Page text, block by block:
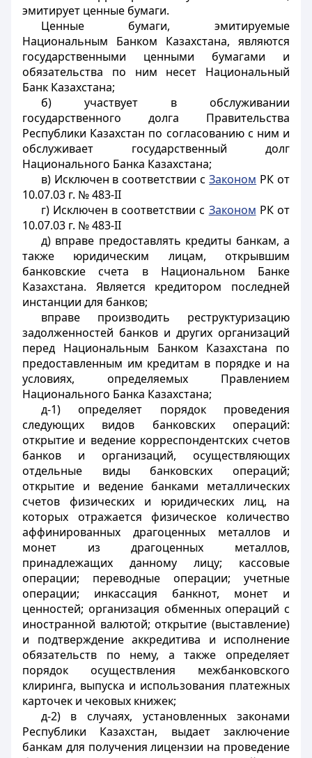
эмитирует ценные бумаги.
Ценные бумаги, эмитируемые
Национальным Банком Казахстана, являются
государственными ценными бумагами и
обязательства по ним несет Национальный
Банк Казахстана;
б) участвует в обслуживании
государственного долга Правительства
Республики Казахстан по согласованию с ним и
обслуживает государственный долг
Национального Банка Казахстана;
в) Исключен в соответствии сЗаконом РК от
10.07.03 г. № 483-II
г) Исключен в соответствии с Законом РК от
10.07.03 г. № 483-II
д) вправе предоставлять кредиты банкам, а
также юридическим лицам, открывшим
банковские счета в Национальном Банке
Казахстана. Является кредитором последней
инстанции для банков;
вправе производить реструктуризацию
задолженностей банков и других организаций
перед Национальным Банком Казахстана по
предоставленным им кредитам в порядке и на
условиях, определяемых Правлением
Национального Банка Казахстана;
д-1) определяет порядок проведения
следующих видов банковских операций:
открытие и ведение корреспондентских счетов
банков и организаций, осуществляющих
отдельные виды банковских операций;
открытие и ведение банками металлических
счетов физических и юридических лиц, на
которых отражается физическое количество
аффинированных драгоценных металлов и
монет из драгоценных металлов,
принадлежащих данному лицу; кассовые
операции; переводные операции; учетные
операции; инкассация банкнот, монет и
ценностей; организация обменных операций с
иностранной валютой; открытие (выставление)
и подтверждение аккредитива и исполнение
обязательств по нему, а также определяет
порядок осуществления межбанковского
клиринга, выпуска и использования платежных
карточек и чековых книжек;
д-2) в случаях, установленных законами
Республики Казахстан, выдает заключение
банкам для получения лицензии на проведение